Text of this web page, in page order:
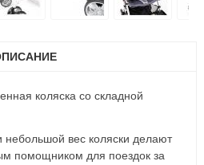
коляска со складной
небольшой вес коляски делают
помощником для поездок за